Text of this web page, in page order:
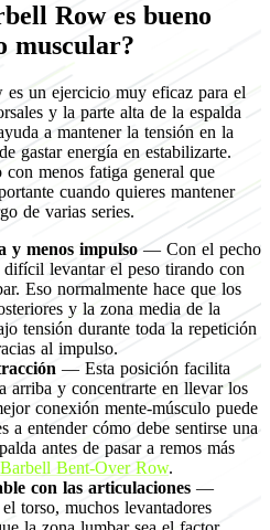
Row es bueno
muscular?
un ejercicio muy eficaz para el
y la parte alta de la espalda
a mantener la tensión en la
gastar energía en estabilizarte.
menos fatiga general que
cuando quieres mantener
de varias series.
y menos impulso— Con el pecho
difícil levantar el peso tirando con
Eso normalmente hace que los
y la zona media de la
tensión durante toda la repetición
al impulso.
— Esta posición facilita
arriba y concentrarte en llevar los
conexión mente-músculo puede
a entender cómo debe sentirse una
antes de pasar a remos más
Barbell Bent-Over Row.
con las articulaciones —
torso, muchos levantadores